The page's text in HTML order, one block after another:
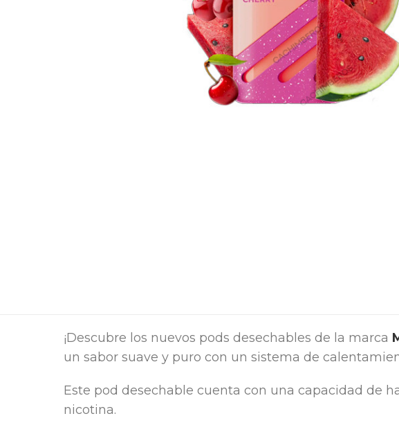
¡Descubre los nuevos pods desechables de la marca
un sabor suave y puro con un sistema de
Este pod desechable cuenta con una capacidad de
nicotina.